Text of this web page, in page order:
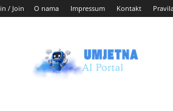
/ Join O nama Impressum Kontakt
AI
blog